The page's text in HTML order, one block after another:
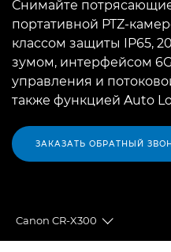
Снимайте
портативной PTZ-
классом защиты IP65,
зумом, интерфейсом
управления и
также функцией Auto
ЗАКАЗАТЬ ОБРАТНЫЙ
Canon CR-X300
Toggle